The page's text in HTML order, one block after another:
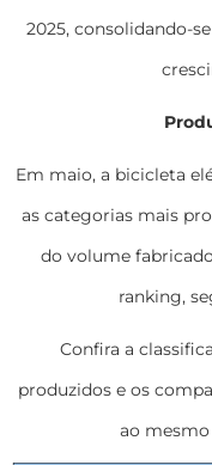
2025, consolidando-
Em maio, a bicicleta
as categorias mais
do volume
ranking,
Confira a
produzidos e os
ao